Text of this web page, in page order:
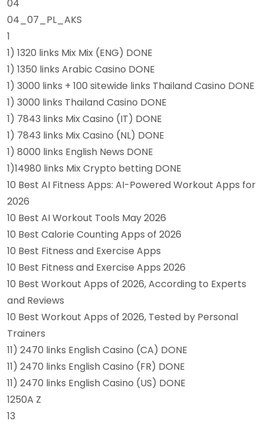
04
04_07_PL_AKS
1
1) 1320 links Mix Mix (ENG) DONE
1) 1350 links Arabic Casino DONE
1) 3000 links + 100 sitewide links Thailand Casino DONE
1) 3000 links Thailand Casino DONE
1) 7843 links Mix Casino (IT) DONE
1) 7843 links Mix Casino (NL) DONE
1) 8000 links English News DONE
1)14980 links Mix Crypto betting DONE
10 Best AI Fitness Apps: AI-Powered Workout Apps for
2026
10 Best AI Workout Tools May 2026
10 Best Calorie Counting Apps of 2026
10 Best Fitness and Exercise Apps
10 Best Fitness and Exercise Apps 2026
10 Best Workout Apps of 2026, According to Experts
and Reviews
10 Best Workout Apps of 2026, Tested by Personal
Trainers
11) 2470 links English Casino (CA) DONE
11) 2470 links English Casino (FR) DONE
11) 2470 links English Casino (US) DONE
1250A Z
13